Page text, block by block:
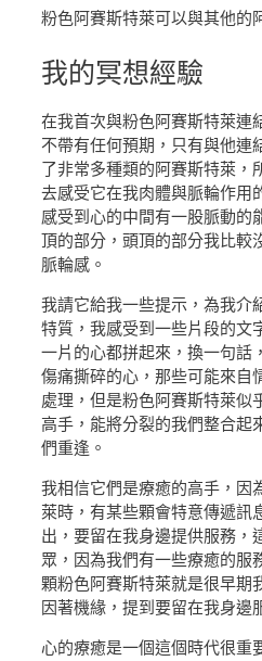
粉色阿賽斯特萊可以與其他的
我的冥想經驗
在我首次與粉色阿賽斯特萊連
不帶有任何預期，只有與他連
了非常多種類的阿賽斯特萊，
去感受它在我肉體與脈輪作用
感受到心的中間有一股脈動的
頂的部分，頭頂的部分我比較
脈輪感。
我請它給我一些提示，為我介
特質，我感受到一些片段的文
一片的心都拼起來，換一句話
傷痛撕碎的心，那些可能來自
處理，但是粉色阿賽斯特萊似
高手，能將分裂的我們整合起
們重逢。
我相信它們是療癒的高手，因
萊時，有某些顆會特意傳遞訊
出，要留在我身邊提供服務，
眾，因為我們有一些療癒的服
顆粉色阿賽斯特萊就是很早期
因著機緣，提到要留在我身邊
心的療癒是一個這個時代很重